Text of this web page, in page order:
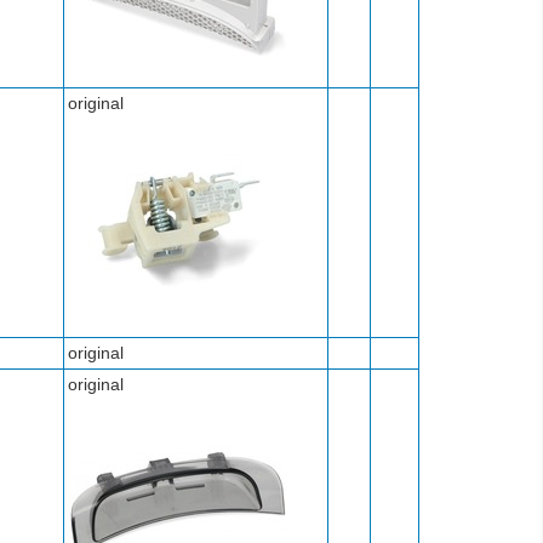
original
original
original